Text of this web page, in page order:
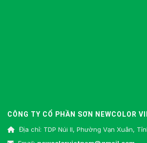
CÔNG TY CỔ PHẦN SƠN NEWCOLOR
Địa chỉ: TDP Núi II, Phường Vạn Xuân,